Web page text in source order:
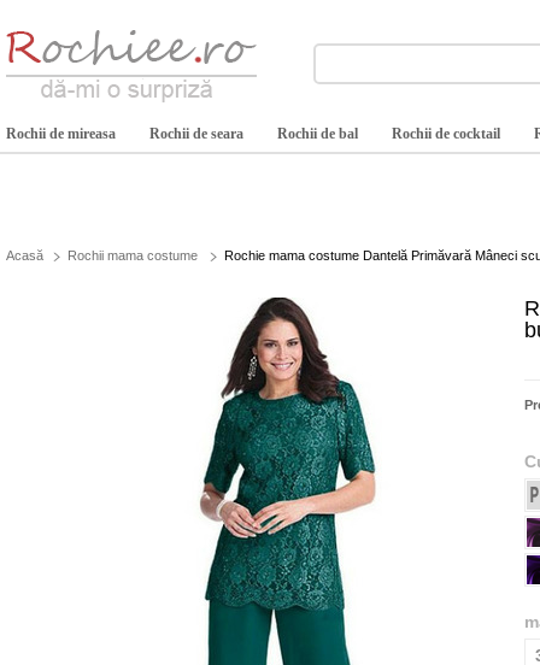
Rochii de mireasa Rochii de seara Rochii de bal Rochii de cocktail
Acasă Rochii mama costume Rochie mama costume Dantelă Primăvară Mâneci